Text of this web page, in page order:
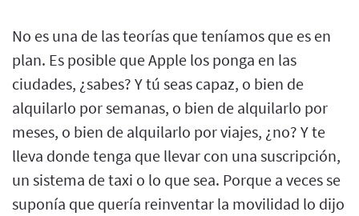
No es una de las teorías que teníamos que es en
plan. Es posible que Apple los ponga en las
ciudades, ¿sabes? Y tú seas capaz, o bien de
alquilarlo por semanas, o bien de alquilarlo por
meses, o bien de alquilarlo por viajes, ¿no? Y te
lleva donde tenga que llevar con una suscripción,
un sistema de taxi o lo que sea. Porque a veces se
suponía que quería reinventar la movilidad lo dijo